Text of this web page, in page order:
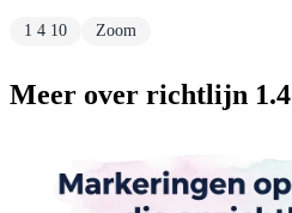
1 4 10 Zoom
Meer over richtlijn 1.4